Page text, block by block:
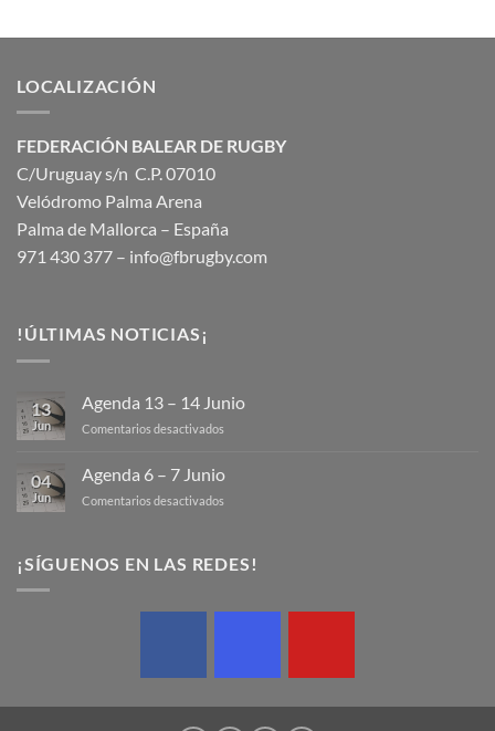
LOCALIZACIÓN
FEDERACIÓN BALEAR DE RUGBY
C/Uruguay s/n C.P. 07010
Velódromo Palma Arena
Palma de Mallorca – España
971 430 377 – info@fbrugby.com
!ÚLTIMAS NOTICIAS¡
13
Jun
Agenda 13 – 14 Junio
Comentarios desactivados
–
04
Jun
Agenda 6 – 7 Junio
Comentarios desactivados
–
7
¡SÍGUENOS EN LAS REDES!